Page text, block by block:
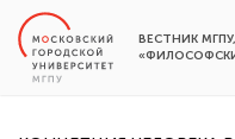
ВЕСТНИК